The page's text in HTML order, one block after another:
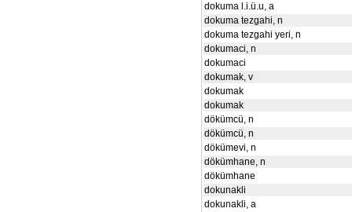
dokuma l.i.ü.u, a
dokuma tezgahi, n
dokuma tezgahi yeri, n
dokumaci, n
dokumaci
dokumak, v
dokumak
dokumak
dökümcü, n
dökümcü, n
dökümevi, n
dökümhane, n
dökümhane
dokunakli
dokunakli, a